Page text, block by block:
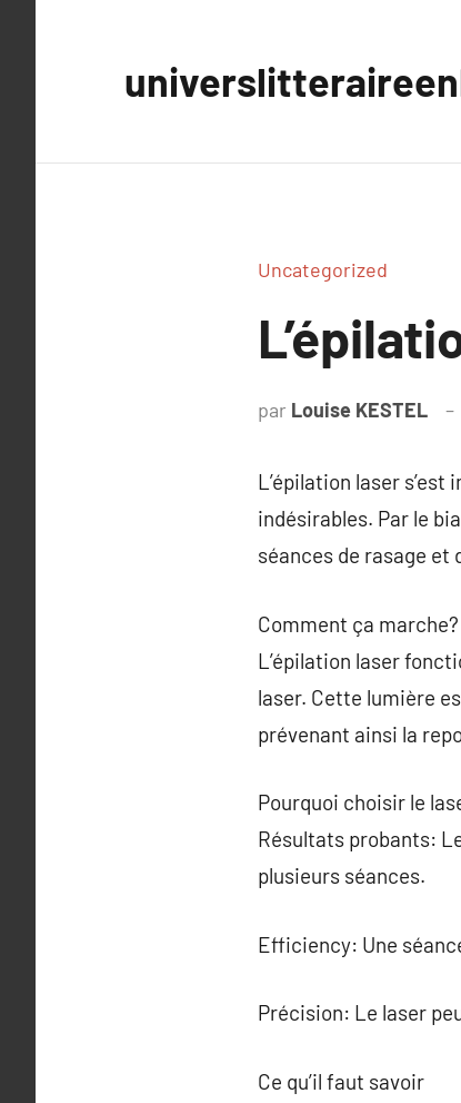
Uncategorized
par Louise KESTEL
L’épilation laser
indésirables. Par le
séances de rasage et
Comment ça marche?
L’épilation laser
laser. Cette lumière
prévenant ainsi la
Pourquoi choisir le
Résultats probants:
plusieurs séances.
Efficiency: Une
Précision: Le laser
Ce qu’il faut savoir